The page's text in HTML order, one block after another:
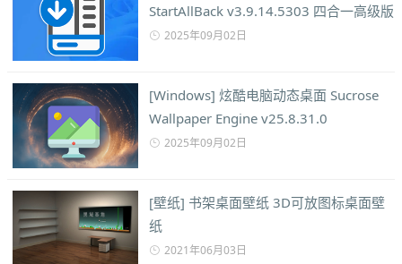
StartAllBack v3.9.14.5303 四合一高级版
2025年09月02日
[Windows] 炫酷电脑动态桌面 Sucrose
Wallpaper Engine v25.8.31.0
2025年09月02日
[壁纸] 书架桌面壁纸 3D可放图标桌面壁
纸
2021年06月03日